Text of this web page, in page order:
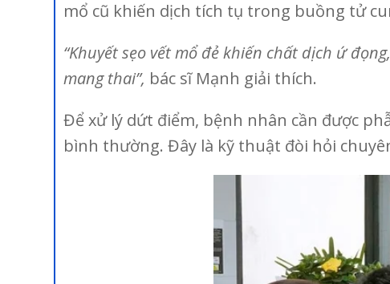
mổ cũ khiến dịch tích tụ trong buồng tử
“Khuyết sẹo vết mổ đẻ khiến chất dịch ứ
mang thai”, bác sĩ Mạnh giải thích.
Để xử lý dứt điểm, bệnh nhân cần được
bình thường. Đây là kỹ thuật đòi hỏi